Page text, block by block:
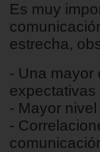
Es muy
estrecha,
- Una mayor
expectativas
- Mayor
-